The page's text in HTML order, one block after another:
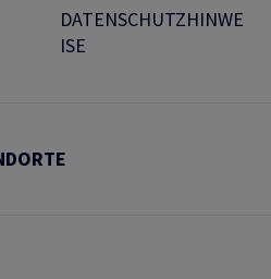
DATENSCHUTZHINWE
ISE